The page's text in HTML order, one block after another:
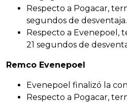
Respecto a Pogacar,
segundos de desventaja.
Respecto a Evenepoel,
21 segundos de
Remco Evenepoel
Evenepoel finalizó la
Respecto a Pogacar,